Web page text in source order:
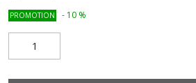
PROMOTION - 10 %